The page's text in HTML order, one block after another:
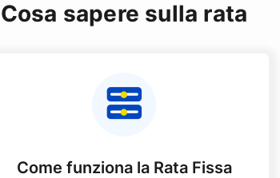
Cosa sapere sulla rata
Come funziona la Rata Fissa